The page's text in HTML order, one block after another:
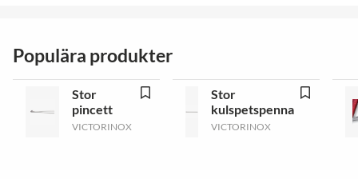
Populära produkter
Stor
pincett
VICTORINOX
Stor
kulspetspenna
VICTORINOX